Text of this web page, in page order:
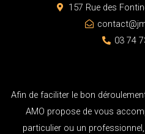
157 Rue des
03 74
Afin de faciliter le bon
AMO propose de vous
particulier ou un